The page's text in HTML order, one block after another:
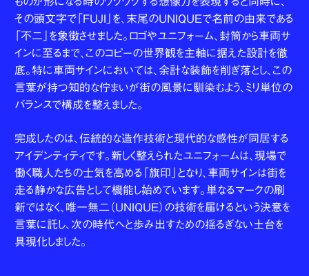
その頭文字で「FUJI」を、末尾のUNIQUEで名前の由来である
「不二」を象徴させました。ロゴやユニフォーム、封筒から車両サ
インに至るまで、このコピーの世界観を主軸に据えた設計を徹
底。特に車両サインにおいては、余計な装飾を削ぎ落とし、この
言葉が持つ知的な佇まいが街の風景に馴染むよう、ミリ単位の
バランスで構成を整えました。
完成したのは、伝統的な造作技術と現代的な感性が同居する
アイデンティティです。新しく整えられたユニフォームは、現場で
働く職人たちの士気を高める「旗印」となり、車両サインは街を
走る静かな広告として機能し始めています。単なるマークの刷
新ではなく、唯一無二（UNIQUE）の技術を届けるという決意を
言葉に託し、次の時代へと歩み出すための揺るぎない土台を
具現化しました。